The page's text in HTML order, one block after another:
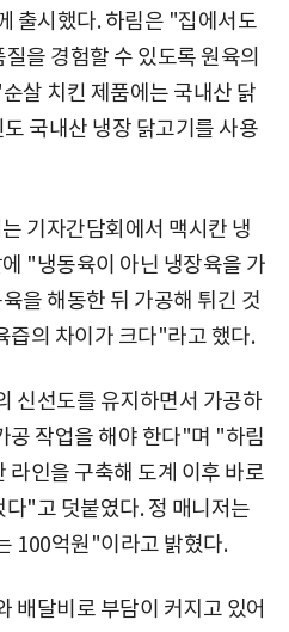
출시했다. 하림은 "집에서도
을 경험할 수 있도록 원육의
살 치킨 제품에는 국내산 닭
국내산 냉장 닭고기를 사용
기자간담회에서 맥시칸 냉
"냉동육이 아닌 냉장육을 가
을 해동한 뒤 가공해 튀긴 것
즙의 차이가 크다"라고 했다.
신선도를 유지하면서 가공하
공 작업을 해야 한다"며 "하림
라인을 구축해 도계 이후 바로
"고 덧붙였다. 정 매니저는
100억원"이라고 밝혔다.
배달비로 부담이 커지고 있어